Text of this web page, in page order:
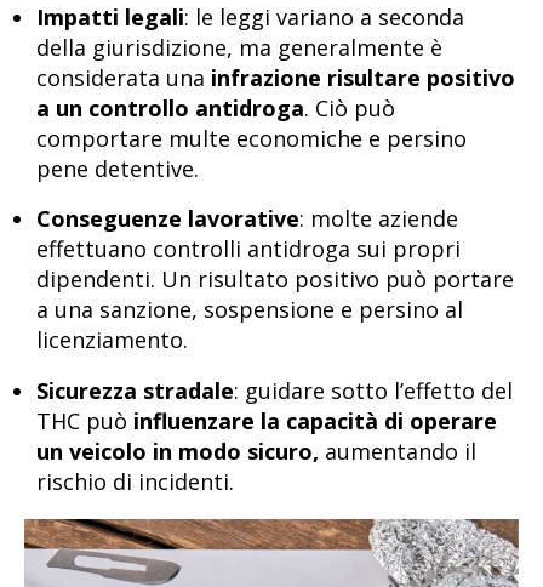
Impatti legali: le leggi variano a seconda
della giurisdizione, ma generalmente è
considerata una infrazione risultare positivo
a un controllo antidroga. Ciò può
comportare multe economiche e persino
pene detentive.
Conseguenze lavorative: molte aziende
effettuano controlli antidroga sui propri
dipendenti. Un risultato positivo può portare
a una sanzione, sospensione e persino al
licenziamento.
Sicurezza stradale: guidare sotto l’effetto del
THC può influenzare la capacità di operare
un veicolo in modo sicuro, aumentando il
rischio di incidenti.